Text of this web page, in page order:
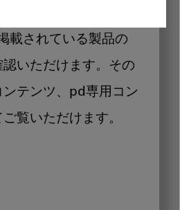
載されている製品の
いただけます。その
テンツ、pd専用コン
覧いただけます。